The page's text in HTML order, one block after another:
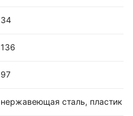
34
136
97
нержавеющая сталь, пластик